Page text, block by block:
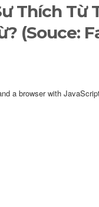
Thích Từ
(Souce:
a browser with